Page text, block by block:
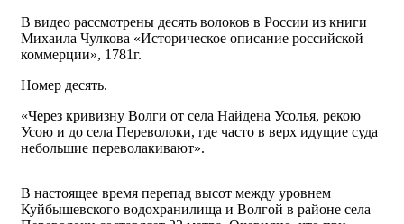
В видео рассмотрены десять волоков в России из книги
Михаила Чулкова «Историческое описание российской
коммерции», 1781г.
Номер десять.
«Через кривизну Волги от села Найдена Усолья, рекою
Усою и до села Переволоки, где часто в верх идущие суда
небольшие переволакивают».
В настоящее время перепад высот между уровнем
Куйбышевского водохранилища и Волгой в районе села